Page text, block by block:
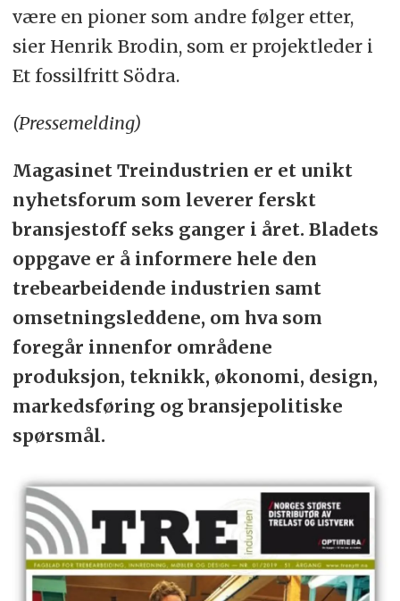
være en pioner som andre følger etter,
sier Henrik Brodin, som er projektleder i
Et fossilfritt Södra.
(Pressemelding)
Magasinet Treindustrien er et unikt
nyhetsforum som leverer ferskt
bransjestoff seks ganger i året. Bladets
oppgave er å informere hele den
trebearbeidende industrien samt
omsetningsleddene, om hva som
foregår innenfor områdene
produksjon, teknikk, økonomi, design,
markedsføring og bransjepolitiske
spørsmål.